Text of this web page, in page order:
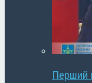
Перший